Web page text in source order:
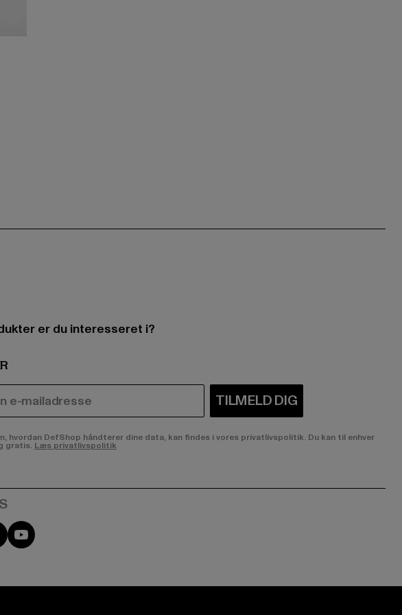
DKK
er du interesseret i?
TILMELD DIG
hvordan DefShop håndterer dine data, kan findes i vores privatlivspolitik. Du kan til enhver
gratis. Læs privatlivspolitik
our Instagram page:
Visit our Facebook page:
Visit our YouTube channel: